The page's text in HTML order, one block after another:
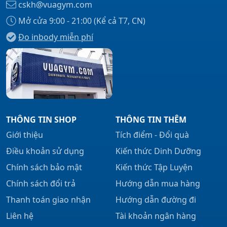
cskh@vuagym.com
Mở cửa 9:00 - 21:00 (Kể cả T7, CN)
Đo inbody miễn phí
THÔNG TIN SHOP
Giới thiệu
Điều khoản sử dụng
Chính sách bảo mật
Chính sách đổi trả
Thanh toán giao nhận
Liên hệ
THÔNG TIN THÊM
Tích điểm - Đổi quà
Kiến thức Dinh Dưỡng
Kiến thức Tập Luyện
Hướng dẫn mua hàng
Hướng dẫn đường đi
Tài khoản ngân hàng